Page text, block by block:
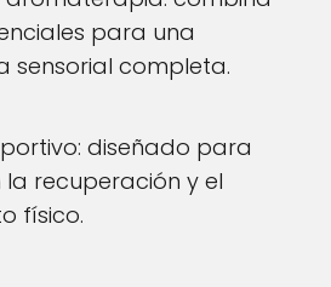
para una
sensorial completa.
diseñado para
recuperación y el
físico.